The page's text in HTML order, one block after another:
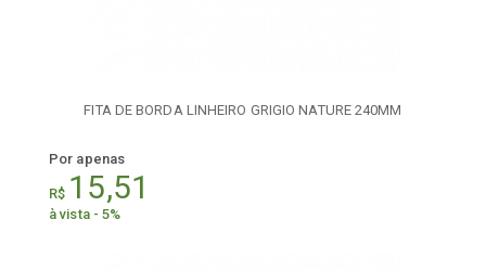
FITA DE BORDA LINHEIRO GRIGIO NATURE 240MM
Por apenas
R$ 15,51
à vista - 5%